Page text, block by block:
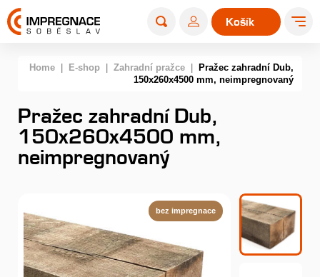
0
Košík
Home E-shop Zahradní pražce
Pražec zahradní Dub,
150x260x4500 mm, neimpregnovaný
Pražec zahradní Dub,
150x260x4500 mm,
neimpregnovaný
bez impregnace